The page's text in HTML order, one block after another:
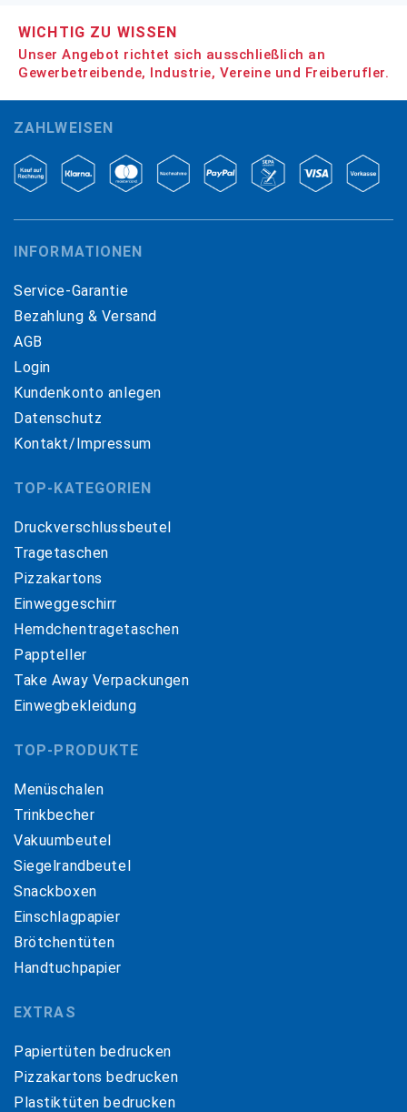
WICHTIG ZU WISSEN
Unser Angebot richtet sich ausschließlich an
Gewerbetreibende, Industrie, Vereine und Freiberufler.
ZAHLWEISEN
INFORMATIONEN
Service-Garantie
Bezahlung & Versand
AGB
Login
Kundenkonto anlegen
Datenschutz
Kontakt/Impressum
TOP-KATEGORIEN
Druckverschlussbeutel
Tragetaschen
Pizzakartons
Einweggeschirr
Hemdchentragetaschen
Pappteller
Take Away Verpackungen
Einwegbekleidung
TOP-PRODUKTE
Menüschalen
Trinkbecher
Vakuumbeutel
Siegelrandbeutel
Snackboxen
Einschlagpapier
Brötchentüten
Handtuchpapier
EXTRAS
Papiertüten bedrucken
Pizzakartons bedrucken
Plastiktüten bedrucken